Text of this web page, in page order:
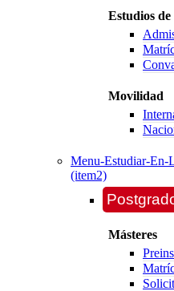
Estudios
Movilidad
Menu-Estudiar-En-
(item2)
Másteres